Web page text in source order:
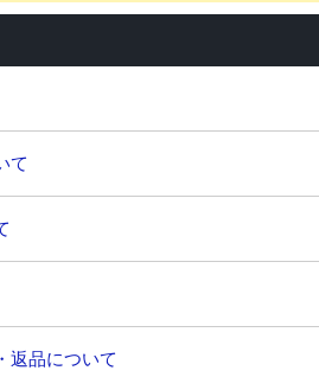
て
返品について